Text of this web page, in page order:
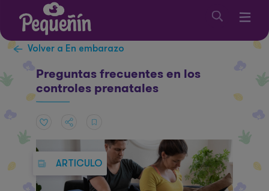
Volver a En embarazo
Preguntas frecuentes en los
controles prenatales
ARTICULO